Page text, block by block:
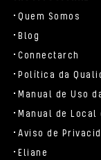
Quem Somos
Blog
Connectarch
Política da
Manual de Uso
Manual de Local
Aviso de
Eliane